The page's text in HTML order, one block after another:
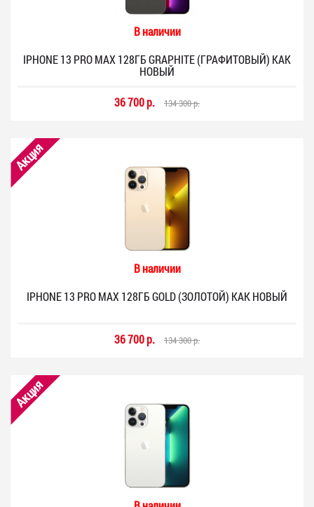
В наличии
IPHONE 13 PRO MAX 128ГБ GRAPHITE (ГРАФИТОВЫЙ) КАК
НОВЫЙ
36 700 р. 134 300 р.
Акция
В наличии
IPHONE 13 PRO MAX 128ГБ GOLD (ЗОЛОТОЙ) КАК НОВЫЙ
36 700 р. 134 300 р.
Акция